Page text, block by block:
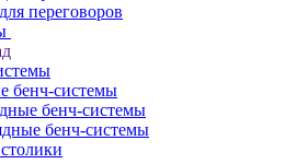
переговоров
бенч-системы
бенч-системы
бенч-системы